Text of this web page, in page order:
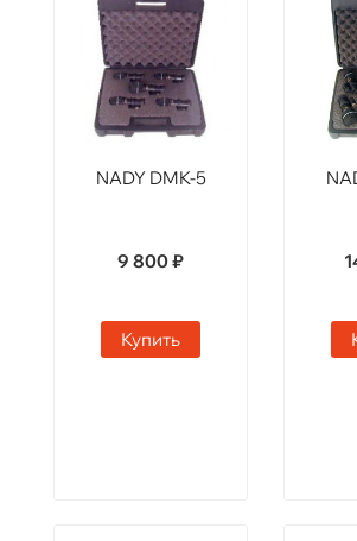
NADY DMK-5
9 800 ₽
Купить